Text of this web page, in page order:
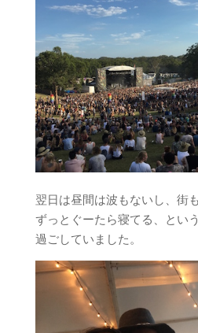
翌日は昼間は波もないし、街
ずっとぐーたら寝てる、とい
過ごしていました。